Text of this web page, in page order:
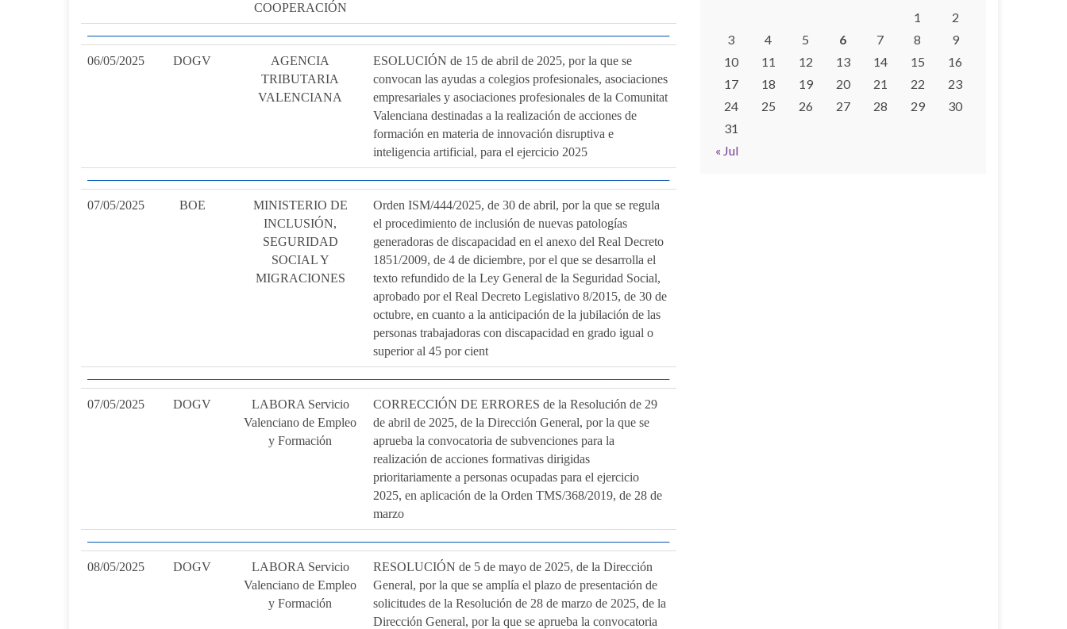
COOPERACIÓN
06/05/2025 DOGV
AGENCIA
TRIBUTARIA
VALENCIANA
ESOLUCIÓN de 15 de abril de 2025, por la que se
convocan las ayudas a colegios profesionales, asociaciones
empresariales y asociaciones profesionales de la Comunitat
Valenciana destinadas a la realización de acciones de
formación en materia de innovación disruptiva e
inteligencia artificial, para el ejercicio 2025
07/05/2025 BOE
MINISTERIO DE
INCLUSIÓN,
SEGURIDAD
SOCIAL Y
MIGRACIONES
Orden ISM/444/2025, de 30 de abril, por la que se regula
el procedimiento de inclusión de nuevas patologías
generadoras de discapacidad en el anexo del Real Decreto
1851/2009, de 4 de diciembre, por el que se desarrolla el
texto refundido de la Ley General de la Seguridad Social,
aprobado por el Real Decreto Legislativo 8/2015, de 30 de
octubre, en cuanto a la anticipación de la jubilación de las
personas trabajadoras con discapacidad en grado igual o
superior al 45 por cient
07/05/2025 DOGV
LABORA Servicio
Valenciano de Empleo
y Formación
CORRECCIÓN DE ERRORES de la Resolución de 29
de abril de 2025, de la Dirección General, por la que se
aprueba la convocatoria de subvenciones para la
realización de acciones formativas dirigidas
prioritariamente a personas ocupadas para el ejercicio
2025, en aplicación de la Orden TMS/368/2019, de 28 de
marzo
08/05/2025 DOGV
LABORA Servicio
Valenciano de Empleo
y Formación
RESOLUCIÓN de 5 de mayo de 2025, de la Dirección
General, por la que se amplía el plazo de presentación de
solicitudes de la Resolución de 28 de marzo de 2025, de la
Dirección General, por la que se aprueba la convocatoria
« Jul
1
2
3
4 5 6 7 8
9
10
11 12 13 14 15
16
17
18 19 20 21 22
23
24
25 26 27 28 29
30
31